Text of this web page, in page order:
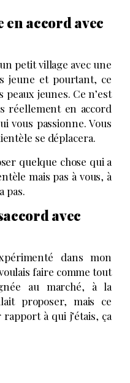
en accord avec
petit village avec une
jeune et pourtant, ce
jeunes. Ce n’est
réellement en accord
vous passionne. Vous
se déplacera.
quelque chose qui a
mais pas à vous, à
pas.
avec
dans mon
faire comme tout
au marché, à la
proposer, mais ce
à qui j’étais, ça